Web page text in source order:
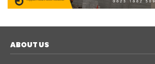
ABOUT US